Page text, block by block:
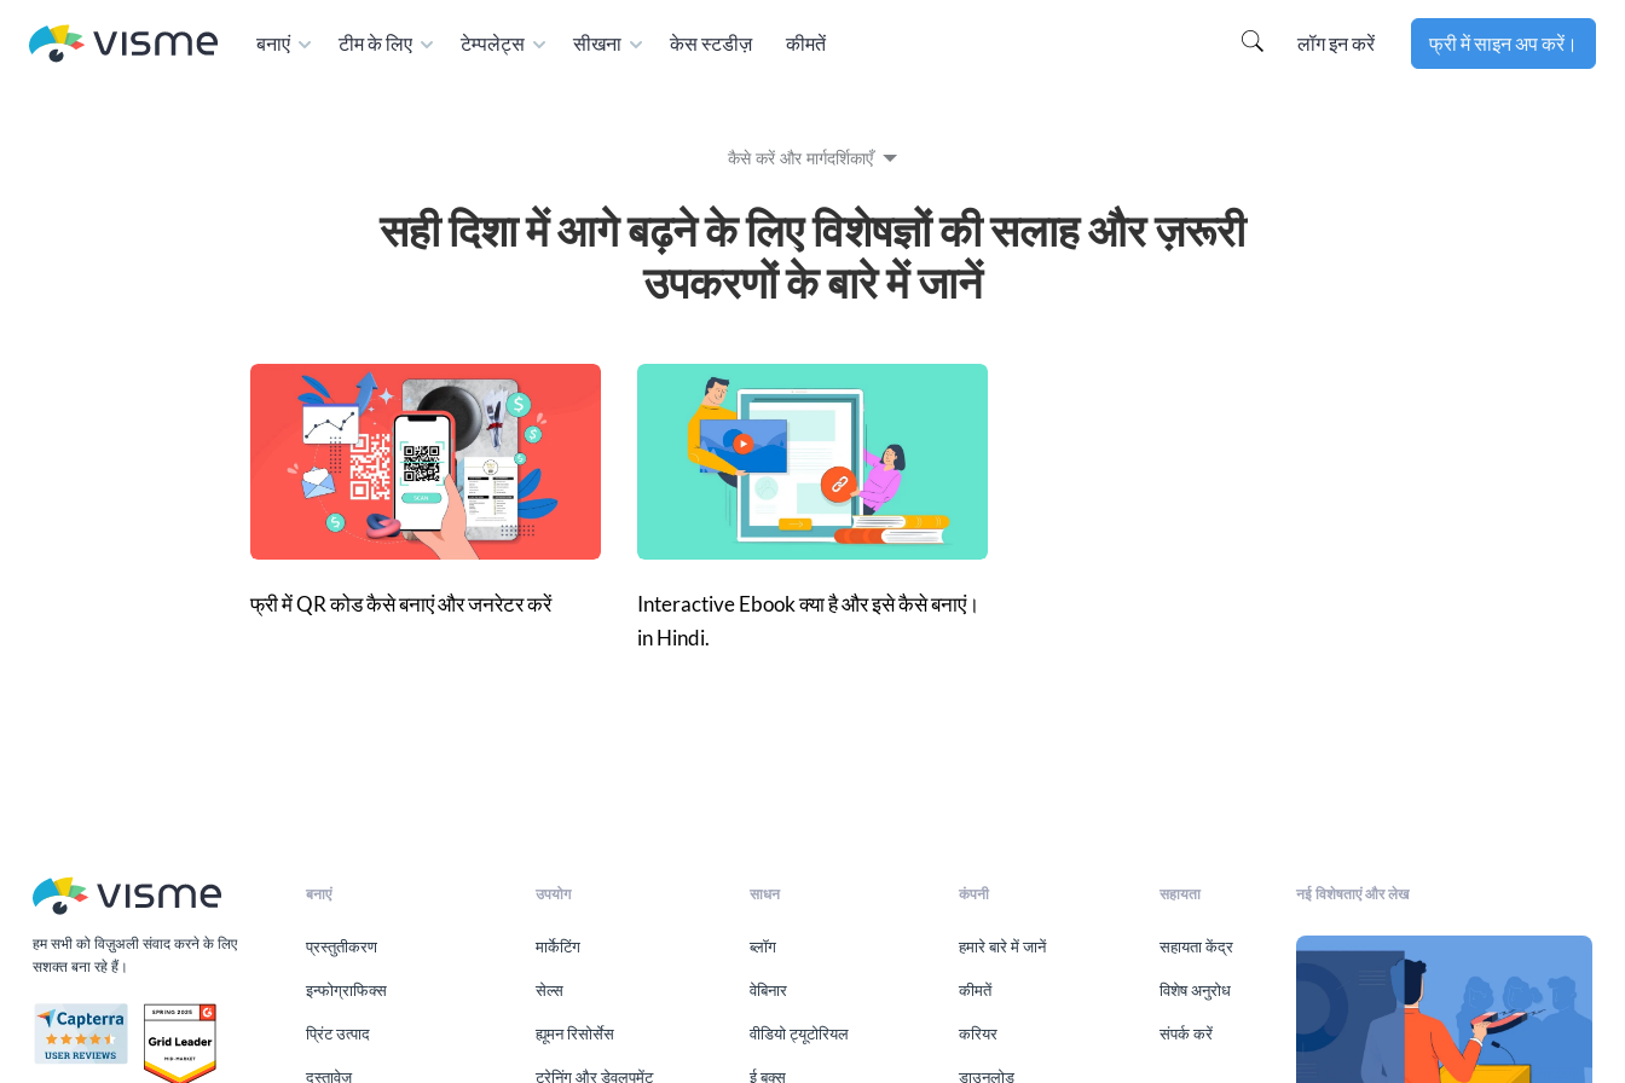
बनाएं टीम के लिए टेम्पलेट्स सीखना केस स्टडीज़ कीमतें लॉग इन करें फ्री में साइन अप करें।
कैसे करें और मार्गदर्शिकाएँ
सही दिशा में आगे बढ़ने के लिए विशेषज्ञों की सलाह और ज़रूरी
उपकरणों के बारे में जानें
फ्री में QR कोड कैसे बनाएं और जनरेटर करें
Interactive Ebook क्या है और इसे कैसे बनाएं।
in Hindi.
हम सभी को विज़ुअली संवाद करने के लिए
सशक्त बना रहे हैं।
बनाएं
प्रस्तुतीकरण
इन्फोग्राफिक्स
प्रिंट उत्पाद
दस्तावेज़
उपयोग
मार्केटिंग
सेल्स
ह्यूमन रिसोर्सेस
ट्रेनिंग और डेवलपमेंट
साधन
ब्लॉग
वेबिनार
वीडियो ट्यूटोरियल
ई बुक्स
कंपनी
हमारे बारे में जानें
कीमतें
करियर
डाउनलोड
सहायता
सहायता केंद्र
विशेष अनुरोध
संपर्क करें
नई विशेषताएं और लेख